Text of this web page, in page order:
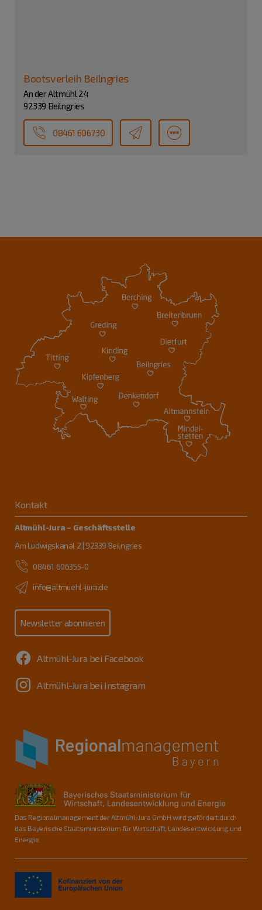
Bootsverleih Beilngries
An der Altmühl 24
92339 Beilngries
08461 606730
Kontakt
Altmühl-Jura – Geschäftsstelle
Am Ludwigskanal 2 | 92339 Beilngries
08461 606355-0
info@altmuehl-jura.de
Newsletter abonnieren
Altmühl-Jura bei Facebook
Altmühl-Jura bei Instagram
Das Regionalmanagement der Altmühl-Jura GmbH wird gefördert durch
das Bayerische Staatsministerium für Wirtschaft, Landesentwicklung und
Energie.